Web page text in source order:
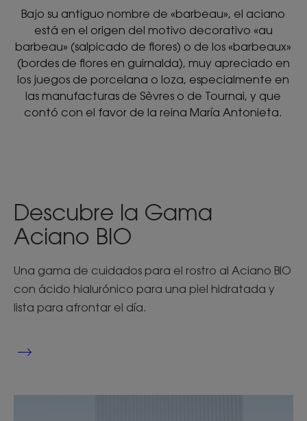
Bajo su antiguo nombre de «barbeau», el aciano
está en el origen del motivo decorativo «au
barbeau» (salpicado de flores) o de los «barbeaux»
(bordes de flores en guirnalda), muy apreciado en
los juegos de porcelana o loza, especialmente en
las manufacturas de Sèvres o de Tournai, y que
contó con el favor de la reina María Antonieta.
Descubre la Gama
Aciano BIO
Una gama de cuidados para el rostro al Aciano BIO
con ácido hialurónico para una piel hidratada y
lista para afrontar el día.